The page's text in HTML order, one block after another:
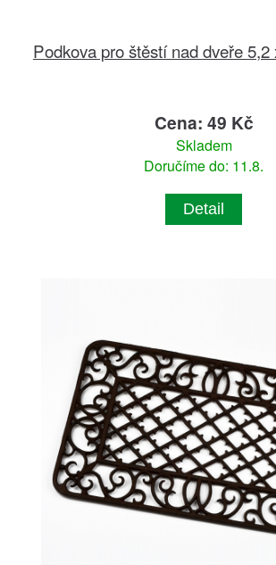
Podkova pro štěstí nad dveře
Cena: 49 Kč
Skladem
Doručíme do: 11.8.
Detail